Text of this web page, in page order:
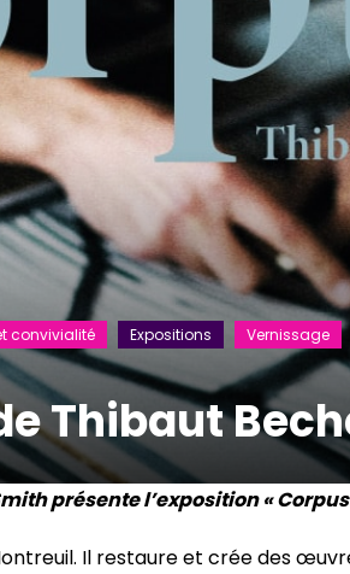
convivialité Expositions Vernissage
Thibaut
présente l’exposition «
Il restaure et crée des